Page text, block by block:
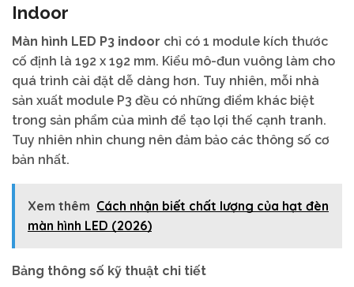
Indoor
Màn hình LED P3 indoor chỉ có 1 module kích thước
cố định là 192 x 192 mm. Kiểu mô-đun vuông làm cho
quá trình cài đặt dễ dàng hơn. Tuy nhiên, mỗi nhà
sản xuất module P3 đều có những điểm khác biệt
trong sản phẩm của mình để tạo lợi thế cạnh tranh.
Tuy nhiên nhìn chung nên đảm bảo các thông số cơ
bản nhất.
Xem thêm Cách nhận biết chất lượng của hạt đèn
màn hình LED (2026)
Bảng thông số kỹ thuật chi tiết